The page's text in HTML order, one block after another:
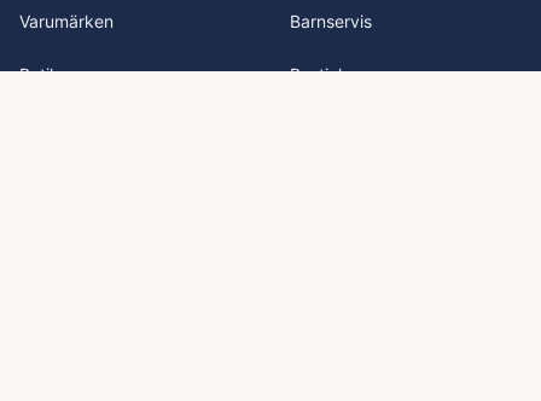
Varumärken
Butiker
Barnservis
Bestick